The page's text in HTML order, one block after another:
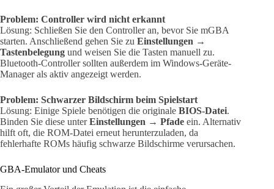
Problem: Controller wird nicht erkannt
Lösung: Schließen Sie den Controller an, bevor Sie mGBA
starten. Anschließend gehen Sie zu Einstellungen →
Tastenbelegung und weisen Sie die Tasten manuell zu.
Bluetooth-Controller sollten außerdem im Windows-Geräte-
Manager als aktiv angezeigt werden.
Problem: Schwarzer Bildschirm beim Spielstart
Lösung: Einige Spiele benötigen die originale BIOS-Datei.
Binden Sie diese unterEinstellungen → Pfade ein. Alternativ
hilft oft, die ROM-Datei erneut herunterzuladen, da
fehlerhafte ROMs häufig schwarze Bildschirme verursachen.
GBA-Emulator und Cheats